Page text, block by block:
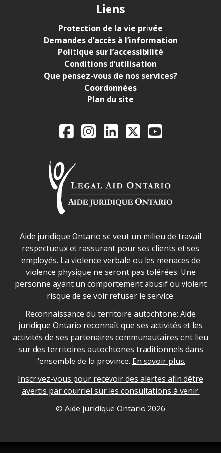
Liens
Protection de la vie privée
Demandes d’accès à l’information
Politique sur l’accessibilité
Conditions d’utilisation
Que pensez-vous de nos services?
Coordonnées
Plan du site
Legal Aid Ontario
FacebookInstagram
LinkedIn
X YouTube
Déclaration sur la sécurité dans les locaux d'AJO.
Aide juridique Ontario se veut un milieu de travail
respectueux et rassurant pour ses clients et ses
employés. La violence verbale ou les menaces de
violence physique ne seront pas tolérées. Une
personne ayant un comportement abusif ou violent
risque de se voir refuser le service.
Legal Aid Ontario land acknowledgement
Reconnaissance du territoire autochtone: Aide
juridique Ontario reconnaît que ses activités et les
activités de ses partenaires communautaires ont lieu
sur des territoires autochtones traditionnels dans
l’ensemble de la province. En savoir plus.
Inscrivez-vous pour recevoir des alertes afin dêtre
avertis par courriel sur les consultations à venir.
Legal Aid Ontario copyright information
© Aide juridique Ontario 2026